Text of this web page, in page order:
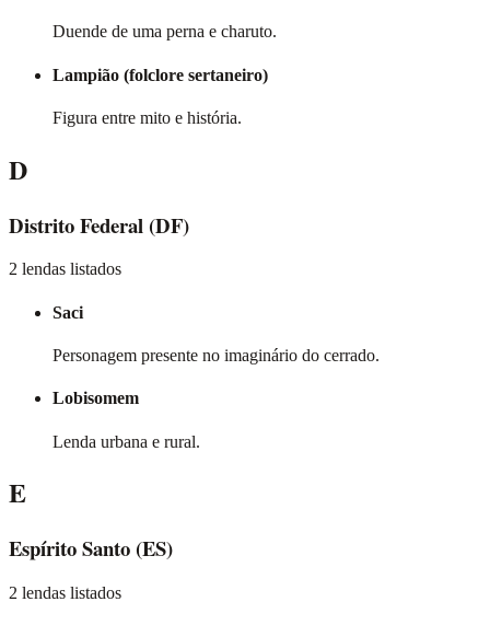
Duende de uma perna e charuto.
Lampião (folclore sertaneiro)
Figura entre mito e história.
D
Distrito Federal (DF)
2 lendas listados
Saci
Personagem presente no imaginário do cerrado.
Lobisomem
Lenda urbana e rural.
E
Espírito Santo (ES)
2 lendas listados